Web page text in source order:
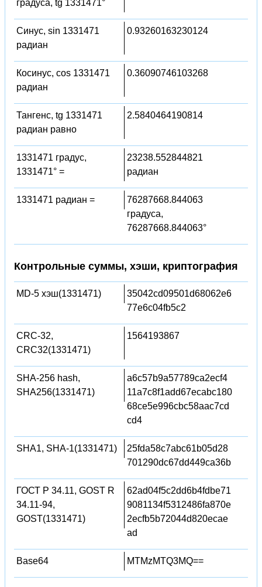
градуса, tg 1331471°
Синус, sin 1331471
радиан
0.93260163230124
Косинус, cos 1331471
радиан
0.36090746103268
Тангенс, tg 1331471
радиан равно
2.5840464190814
1331471 градус,
1331471° =
23238.552844821
радиан
1331471 радиан =
76287668.844063
градуса,
76287668.844063°
Контрольные суммы, хэши, криптография
MD-5 хэш(1331471)
35042cd09501d68062e6
77e6c04fb5c2
CRC-32,
CRC32(1331471)
1564193867
SHA-256 hash,
SHA256(1331471)
a6c57b9a57789ca2ecf4
11a7c8f1add67ecabc180
68ce5e996cbc58aac7cd
cd4
SHA1, SHA-1(1331471)
25fda58c7abc61b05d28
701290dc67dd449ca36b
ГОСТ Р 34.11, GOST R
34.11-94,
GOST(1331471)
62ad04f5c2dd6b4fdbe71
9081134f5312486fa870e
2ecfb5b72044d820ecae
ad
Base64 MTMzMTQ3MQ==